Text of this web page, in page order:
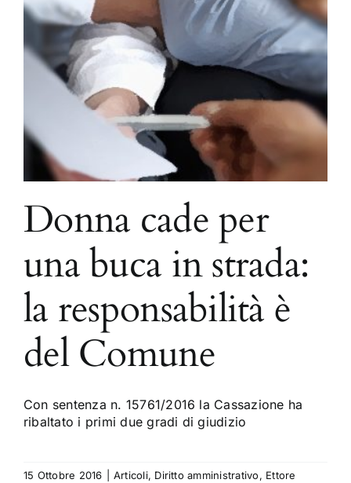
Donna cade per
una buca in strada:
la responsabilità è
del Comune
Con sentenza n. 15761/2016 la Cassazione ha
ribaltato i primi due gradi di giudizio
15 Ottobre 2016 Articoli, Diritto amministrativo, Ettore